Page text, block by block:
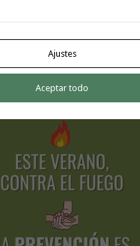
Ajustes
Aceptar todo